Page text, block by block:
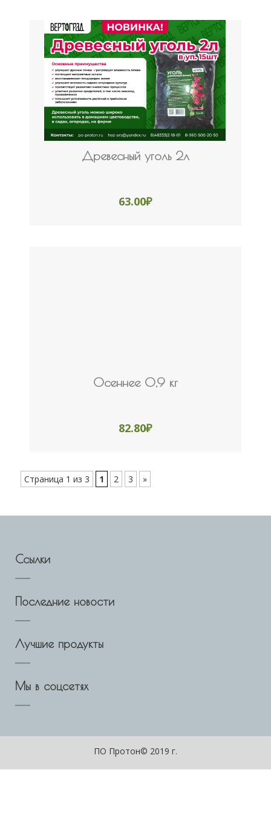
Древесный уголь 2л
63.00₽
Осеннее 0,9 кг
82.80₽
Страница 1 из 3 1 2 3 »
Ссылки
Последние новости
Лучшие продукты
Мы в соцсетях
ПО Протон© 2019 г.